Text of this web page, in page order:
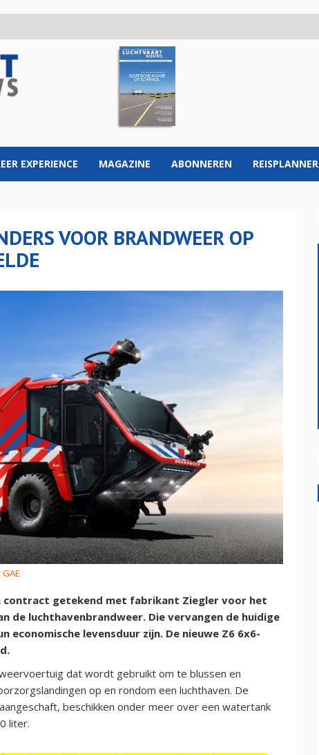
EXPERIENCE MAGAZINE ABONNEREN REISPLANNER
VOOR BRANDWEER OP
contract getekend met fabrikant Ziegler voor het
de luchthavenbrandweer. Die vervangen de huidige
economische levensduur zijn. De nieuwe Z6 6x6-
dat wordt gebruikt om te blussen en
op en rondom een luchthaven. De
beschikken onder meer over een watertank
liter.